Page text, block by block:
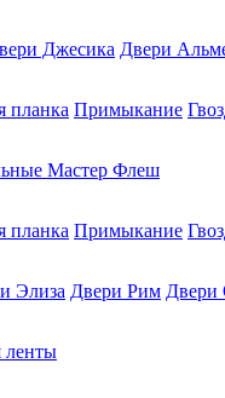
Джесика Двери
планка Примыкание
Мастер Флеш
планка Примыкание
Элиза Двери Рим Двери
ленты